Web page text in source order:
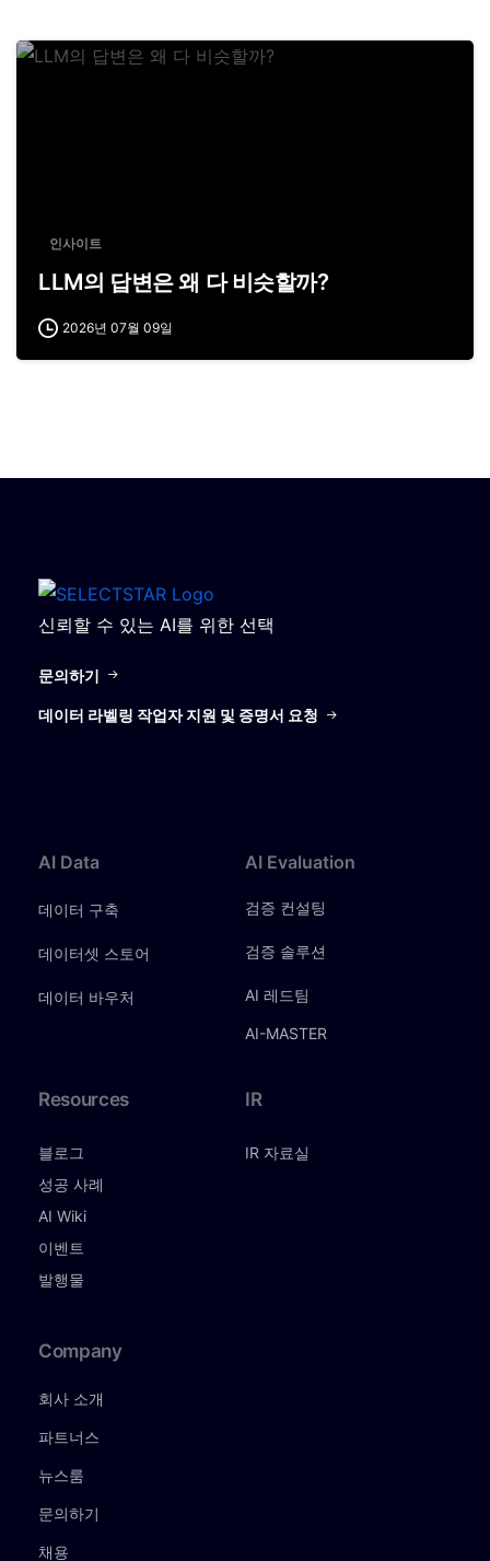
인사이트
LLM의 답변은 왜 다 비슷할까?
2026년 07월 09일
신뢰할 수 있는 AI를 위한 선택
문의하기
데이터 라벨링 작업자 지원 및 증명서 요청
AI Data
데이터 구축
데이터셋 스토어
데이터 바우처
AI Evaluation
검증 컨설팅
검증 솔루션
AI 레드팀
AI-MASTER
Resources
블로그
성공 사례
AI Wiki
이벤트
발행물
IR
IR 자료실
Company
회사 소개
파트너스
뉴스룸
문의하기
채용